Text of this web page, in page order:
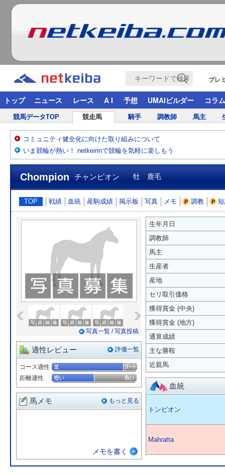
プレ
トップ ニュース レース A I 予想 UMAIビルダー コラム
競馬データTOP 競走馬 騎手 調教師 馬主
コミュニティ健全化に向けた取り組みについて
いま競輪が熱い！ netkeirinで競輪を気軽に楽しもう
Chompion チャンピオン 牡 鹿毛
TOP 戦績 血統 産駒成績 掲示板 写真 メモ 調教
写真一覧 /写真投稿
適性レビュー 評価一覧
コース適性
距離適性
馬メモ もっと見る
メモを書く
生年月日
調教師
馬主
生産者
産地
セリ取引価格
獲得賞金 (中央)
獲得賞金 (地方)
通算成績
主な勝鞍
近親馬
血統
トンピオン
Mahratta